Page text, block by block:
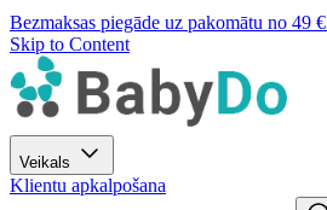
Bezmaksas piegāde uz pakomātu no 49 €
Skip to Content
Veikals
Klientu apkalpošana